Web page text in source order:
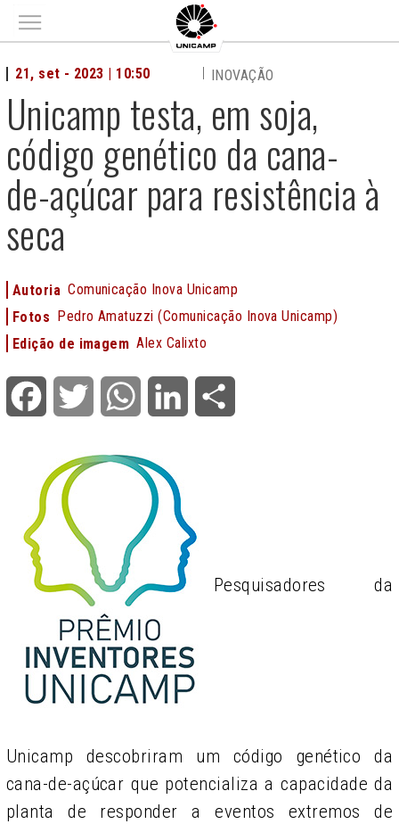
Main menu
Unicamp testa, em soja,
código genético da cana-
de-açúcar para resistência à
seca
21, set - 2023 | 10:50 INOVAÇÃO
Autoria Comunicação Inova Unicamp
Fotos Pedro Amatuzzi (Comunicação Inova Unicamp)
Edição de imagem Alex Calixto
Facebook Twitter WhatsApp LinkedIn
Pesquisadores da
Unicamp descobriram um código genético da
cana-de-açúcar que potencializa a capacidade da
planta de responder a eventos extremos de